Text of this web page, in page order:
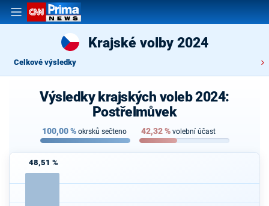
Krajské volby 2024
Celkové výsledky
Výsledky krajských voleb 2024:
Postřelmůvek
100,00% okrsků sečteno 42,32% volební účast
48,51 %